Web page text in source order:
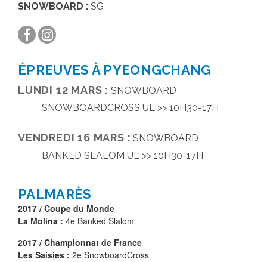
SNOWBOARD : SG
ÉPREUVES À PYEONGCHANG
LUNDI 12 MARS : SNOWBOARD
SNOWBOARDCROSS UL >> 10H30-17H
VENDREDI 16 MARS : SNOWBOARD
BANKED SLALOM UL >> 10H30-17H
PALMARÈS
2017 / Coupe du Monde
La Molina : 4e Banked Slalom
2017 / Championnat de France
Les Saisies : 2e SnowboardCross